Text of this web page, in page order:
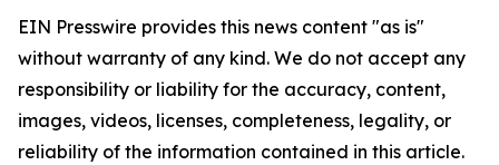
EIN Presswire provides this news content "as is"
without warranty of any kind. We do not accept any
responsibility or liability for the accuracy, content,
images, videos, licenses, completeness, legality, or
reliability of the information contained in this article.